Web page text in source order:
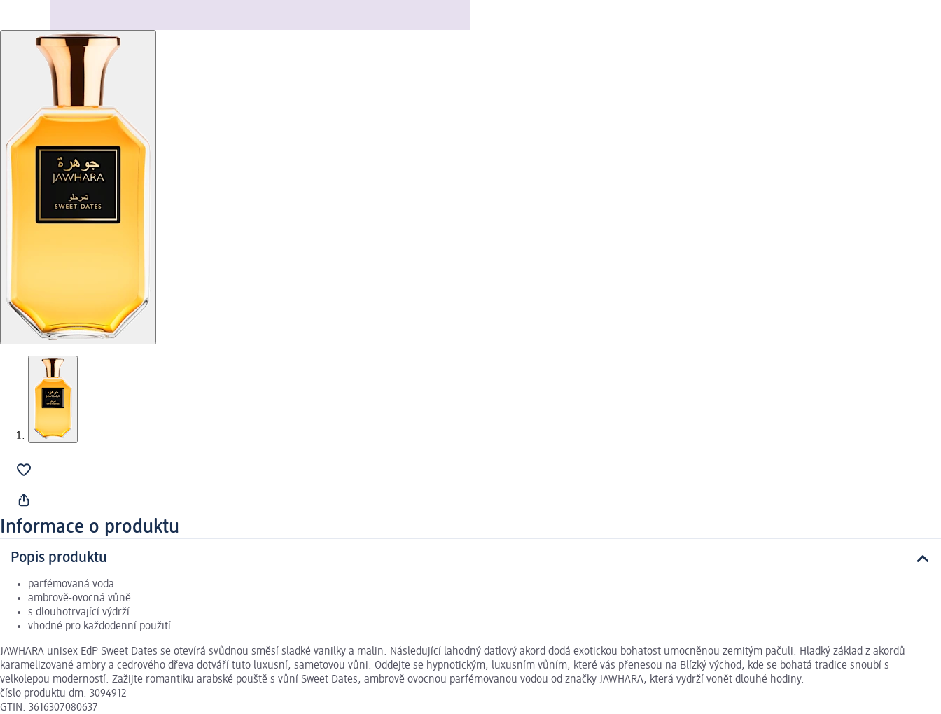
Informace o produktu
Popis produktu
parfémovaná voda
ambrově-ovocná vůně
s dlouhotrvající výdrží
vhodné pro každodenní použití
JAWHARA unisex EdP Sweet Dates se otevírá svůdnou směsí sladké vanilky a malin. Následující lahodný datlový akord dodá exotickou bohatost umocněnou zemitým pačuli. Hladký základ z akordů
karamelizované ambry a cedrového dřeva dotváří tuto luxusní, sametovou vůni. Oddejte se hypnotickým, luxusním vůním, které vás přenesou na Blízký východ, kde se bohatá tradice snoubí s
velkolepou moderností. Zažijte romantiku arabské pouště s vůní Sweet Dates, ambrově ovocnou parfémovanou vodou od značky JAWHARA, která vydrží vonět dlouhé hodiny.
číslo produktu dm: 3094912
GTIN: 3616307080637